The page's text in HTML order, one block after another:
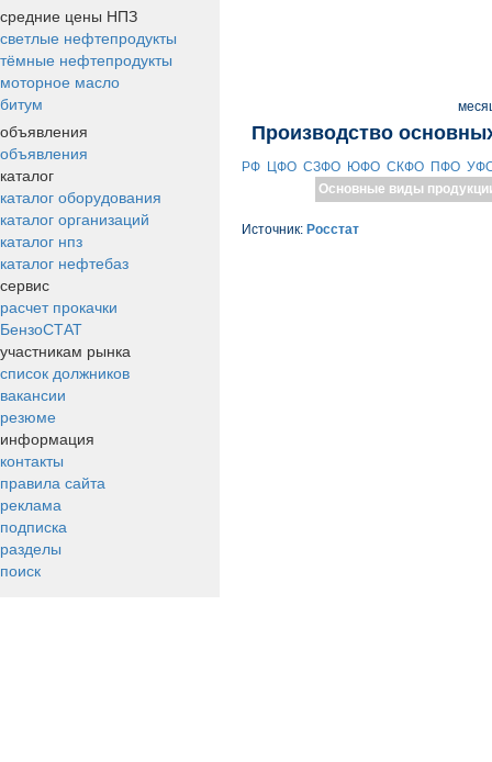
средние цены НПЗ
светлые нефтепродукты
тёмные нефтепродукты
моторное масло
битум
объявления
объявления
каталог
каталог оборудования
каталог организаций
каталог нпз
каталог нефтебаз
сервис
расчет прокачки
БензоСТАТ
участникам рынка
список должников
вакансии
резюме
информация
контакты
правила сайта
реклама
подписка
разделы
поиск
Производство
РФ ЦФО СЗФО ЮФО СКФО ПФО
Основные виды
Источник: Росстат